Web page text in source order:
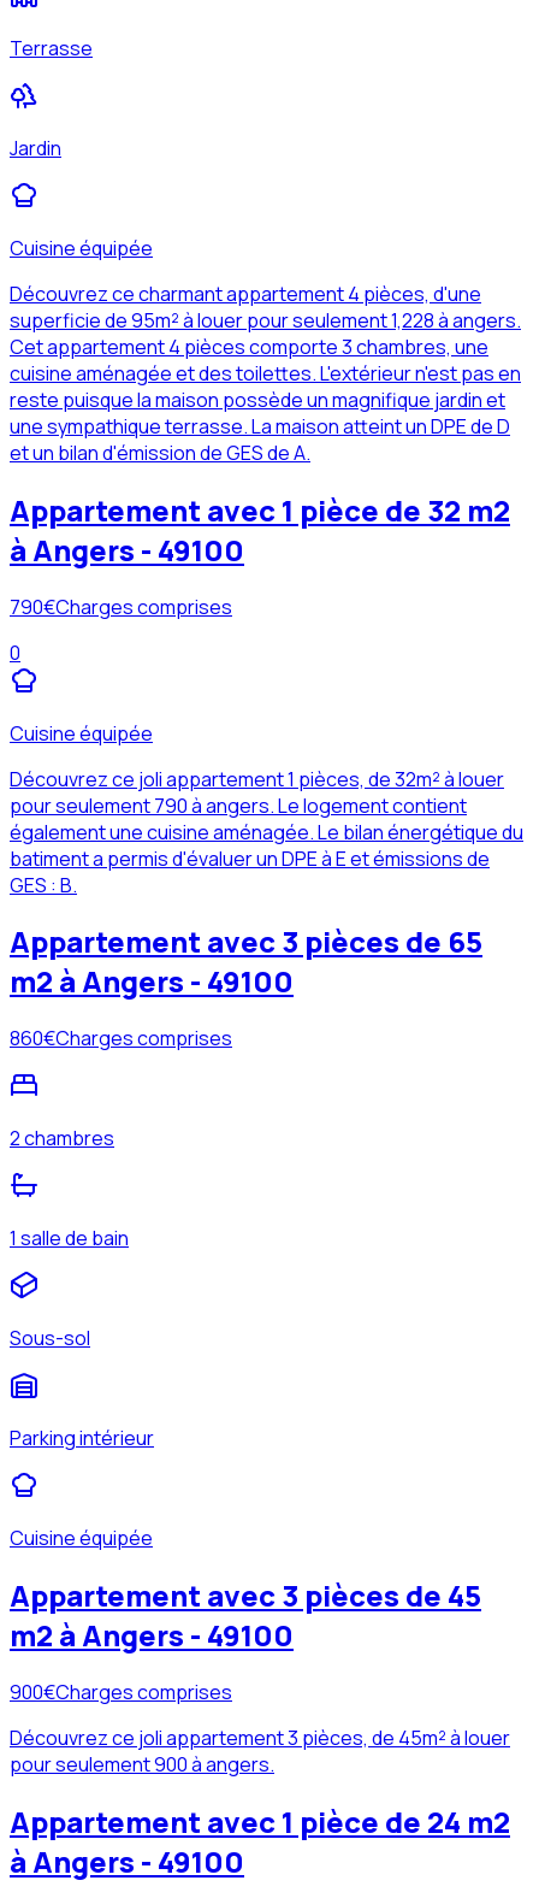
Terrasse
Jardin
Cuisine équipée
Découvrez ce charmant appartement 4 pièces, d'une
superficie de 95m² à louer pour seulement 1,228 à angers.
Cet appartement 4 pièces comporte 3 chambres, une
cuisine aménagée et des toilettes. L'extérieur n'est pas en
reste puisque la maison possède un magnifique jardin et
une sympathique terrasse. La maison atteint un DPE de D
et un bilan d'émission de GES de A.
Appartement avec 1 pièce de 32 m2
à Angers - 49100
790€Charges comprises
0
Cuisine équipée
Découvrez ce joli appartement 1 pièces, de 32m² à louer
pour seulement 790 à angers. Le logement contient
également une cuisine aménagée. Le bilan énergétique du
batiment a permis d'évaluer un DPE à E et émissions de
GES : B.
Appartement avec 3 pièces de 65
m2 à Angers - 49100
860€Charges comprises
2 chambres
1 salle de bain
Sous-sol
Parking intérieur
Cuisine équipée
Appartement avec 3 pièces de 45
m2 à Angers - 49100
900€Charges comprises
Découvrez ce joli appartement 3 pièces, de 45m² à louer
pour seulement 900 à angers.
Appartement avec 1 pièce de 24 m2
à Angers - 49100